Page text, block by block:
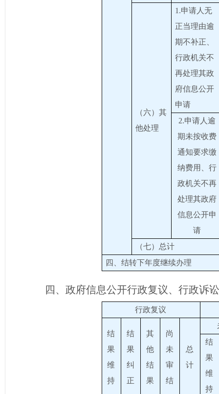
（六）其
他处理
1.申请人无
正当理由逾
期不补正、
行政机关不
再处理其政
府信息公开
申请
2.申请人逾
期未按收费
通知要求缴
纳费用、行
政机关不再
处理其政府
信息公开申
请
（七）总计
四、结转下年度继续办理
四、政府信息公开行政复议、行政诉
行政复议
结
果
维
持
结
果
纠
正
其
他
结
果
尚
未
审
结
总
计
结
果
维
持